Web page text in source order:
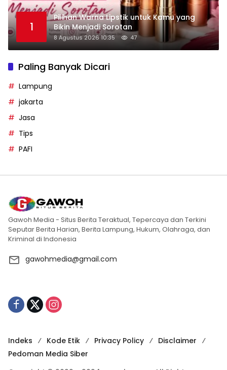
1
Pilihan Warna Lipstik untuk Kamu yang
Bikin Menjadi Sorotan
8 Agustus 2026 10:35 47
Paling Banyak Dicari
Lampung
jakarta
Jasa
Tips
PAFI
Gawoh Media - Situs Berita Teraktual, Tepercaya dan Terkini
Seputar Berita Harian, Berita Lampung, Hukum, Olahraga, dan
Kriminal di Indonesia
gawohmedia@gmail.com
Indeks Kode Etik Privacy Policy
Disclaimer
Pedoman Media Siber